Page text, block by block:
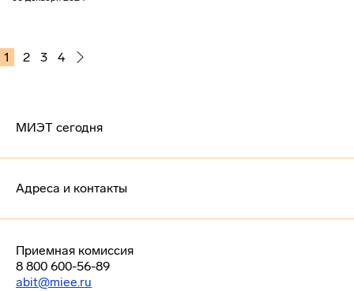
1 2 3 4
МИЭТ сегодня
Адреса и контакты
Приемная комиссия
8 800 600-56-89
abit@miee.ru